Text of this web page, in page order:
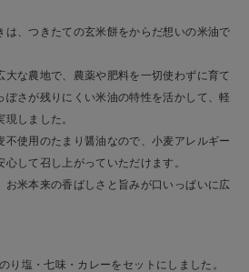
は、つきたての玄米餅をからだ想いの米油で
大な農地で、農薬や肥料を一切使わずに育て
ぽさが残りにくい米油の特性を活かして、軽
しました。
不使用のたまり醤油なので、小麦アレルギー
して召し上がっていただけます。
お米本来の香ばしさと旨みが口いっぱいに広
り塩・七味・カレーをセットにしました。